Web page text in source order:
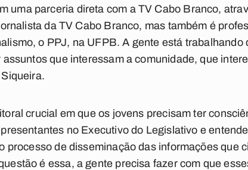
uma parceria direta com a TV Cabo Branco,
da TV Cabo Branco, mas também é
o PPJ, na UFPB. A gente está
que interessam a comunidade, que
crucial em que os jovens precisam ter
no Executivo do Legislativo e
processo de disseminação das informações que
é essa, a gente precisa fazer com que